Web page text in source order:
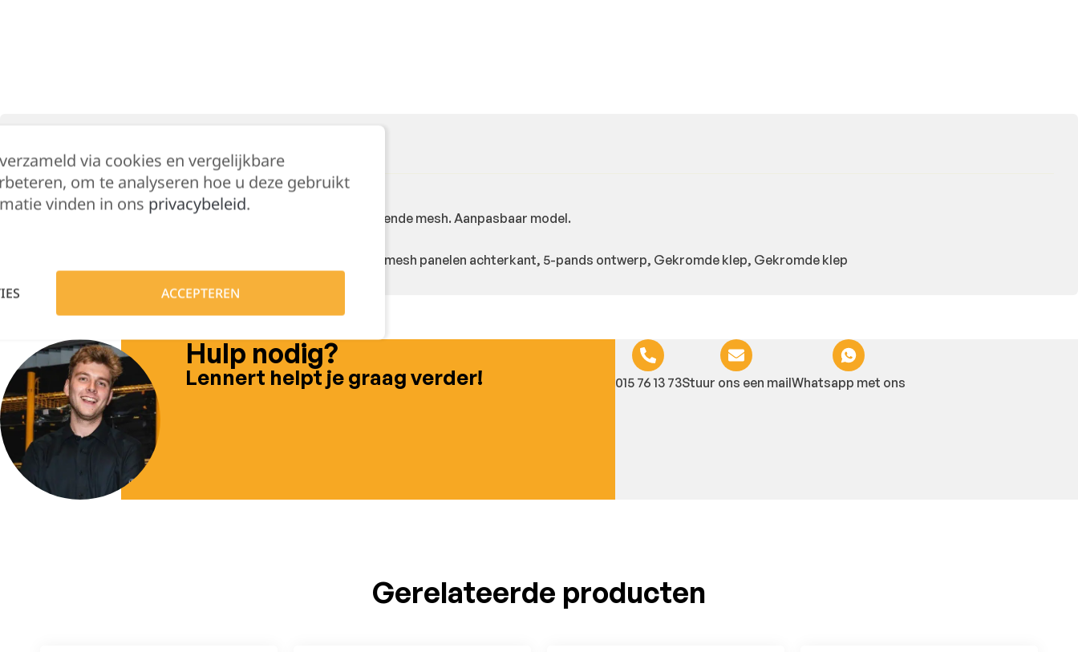
Beschrijving Bijkomende informatie
Katoenen voorpaneel, ideaal voor bedrukking. Ademende mesh. Aanpasbaar model.
Voorpand en klep van 100% katoen, 100% Polyester mesh panelen achterkant, 5-pands ontwerp, Gekromde klep, Gekromde klep
Hulp nodig?
Lennert helpt je graag verder! 015 76 13 73Stuur ons een mailWhatsapp met ons
Gerelateerde producten
via cookies en vergelijkbare
om te analyseren hoe u deze gebruikt
vinden in ons privacybeleid.
ACCEPTEREN